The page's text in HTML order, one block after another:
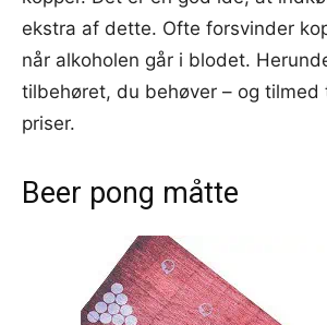
ekstra af dette. Ofte forsvinder
når alkoholen går i blodet.
tilbehøret, du behøver – og tilmed
priser.
Beer pong måtte